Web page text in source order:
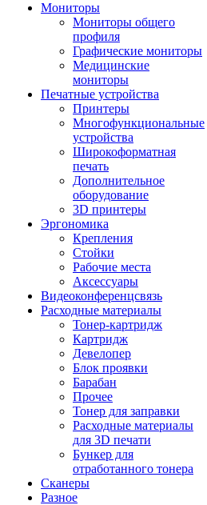
Мониторы
Мониторы общего
профиля
Графические мониторы
Медицинские
мониторы
Печатные устройства
Принтеры
Многофункциональные
устройства
Широкоформатная
печать
Дополнительное
оборудование
3D принтеры
Эргономика
Крепления
Стойки
Рабочие места
Аксессуары
Видеоконференцсвязь
Расходные материалы
Тонер-картридж
Картридж
Девелопер
Блок проявки
Барабан
Прочее
Тонер для заправки
Расходные материалы
для 3D печати
Бункер для
отработанного тонера
Сканеры
Разное